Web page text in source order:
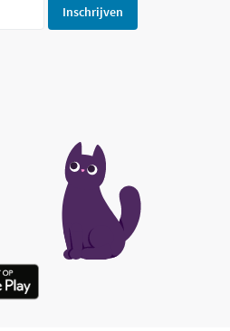
Inschrijven